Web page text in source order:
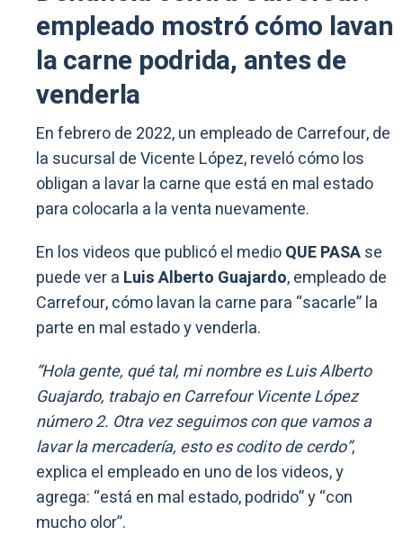
empleado mostró cómo lavan
la carne podrida, antes de
venderla
En febrero de 2022, un empleado de Carrefour, de
la sucursal de Vicente López, reveló cómo los
obligan a lavar la carne que está en mal estado
para colocarla a la venta nuevamente.
En los videos que publicó el medioQUE PASAse
puede ver a Luis Alberto Guajardo, empleado de
Carrefour, cómo lavan la carne para “sacarle” la
parte en mal estado y venderla.
“Hola gente, qué tal, mi nombre es Luis Alberto
Guajardo, trabajo en Carrefour Vicente López
número 2. Otra vez seguimos con que vamos a
lavar la mercadería, esto es codito de cerdo”,
explica el empleado en uno de los videos, y
agrega: “está en mal estado, podrido” y “con
mucho olor”.